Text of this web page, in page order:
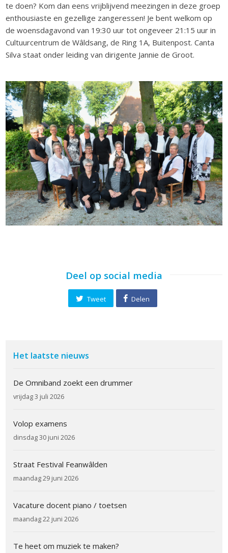
te doen? Kom dan eens vrijblijvend meezingen in deze groep
enthousiaste en gezellige zangeressen! Je bent welkom op
de woensdagavond van 19:30 uur tot ongeveer 21:15 uur in
Cultuurcentrum de Wâldsang, de Ring 1A, Buitenpost. Canta
Silva staat onder leiding van dirigente Jannie de Groot.
Deel op social media
Tweet Delen
Het laatste nieuws
De Omniband zoekt een drummer
vrijdag 3 juli 2026
Volop examens
dinsdag 30 juni 2026
Straat Festival Feanwâlden
maandag 29 juni 2026
Vacature docent piano / toetsen
maandag 22 juni 2026
Te heet om muziek te maken?